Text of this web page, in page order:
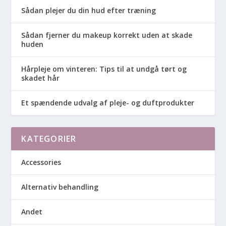
Sådan plejer du din hud efter træning
Sådan fjerner du makeup korrekt uden at skade
huden
Hårpleje om vinteren: Tips til at undgå tørt og
skadet hår
Et spændende udvalg af pleje- og duftprodukter
KATEGORIER
Accessories
Alternativ behandling
Andet